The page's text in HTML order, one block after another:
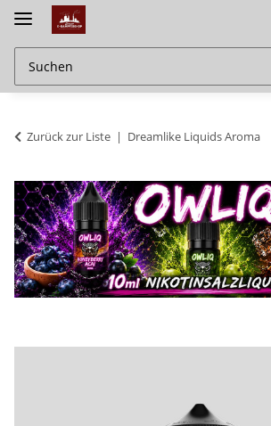
Zurück zur Liste Dreamlike Liquids Aroma